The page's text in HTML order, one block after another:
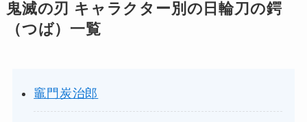
鬼滅の刃 キャラクター別の日輪刀の鍔
（つば）一覧
竈門炭治郎